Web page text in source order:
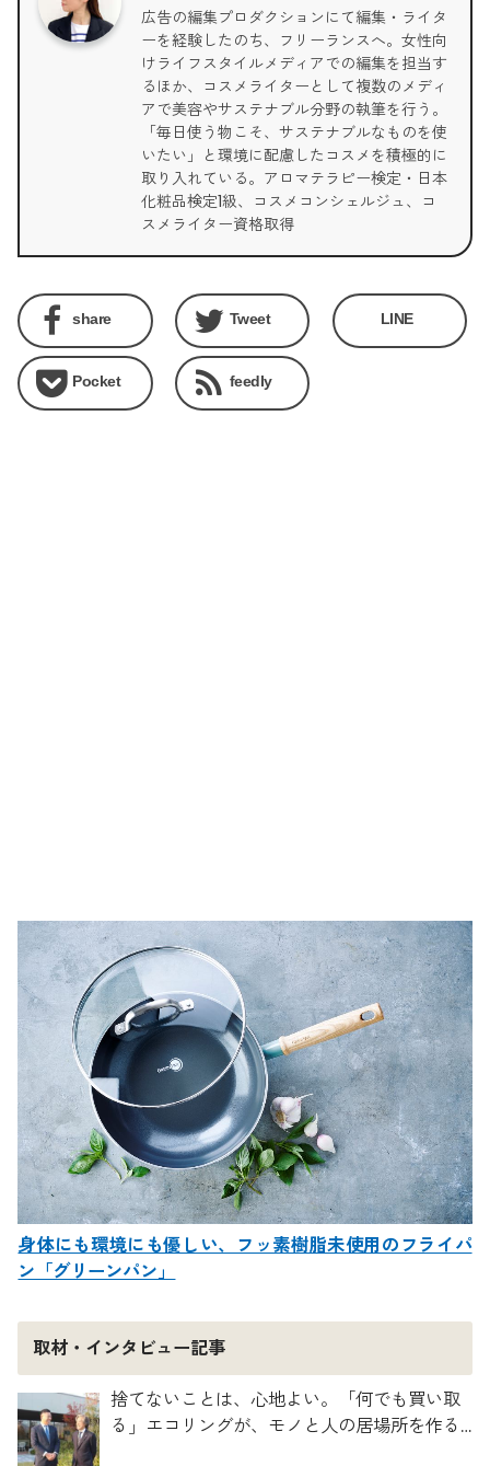
広告の編集プロダクションにて編集・ライタ
ーを経験したのち、フリーランスへ。女性向
けライフスタイルメディアでの編集を担当す
るほか、コスメライターとして複数のメディ
アで美容やサステナブル分野の執筆を行う。
「毎日使う物こそ、サステナブルなものを使
いたい」と環境に配慮したコスメを積極的に
取り入れている。アロマテラピー検定・日本
化粧品検定1級、コスメコンシェルジュ、コ
スメライター資格取得
share Tweet LINE
Pocket feedly
身体にも環境にも優しい、フッ素樹脂未使用のフライパ
ン「グリーンパン」
取材・インタビュー記事
捨てないことは、心地よい。「何でも買い取
る」エコリングが、モノと人の居場所を作る